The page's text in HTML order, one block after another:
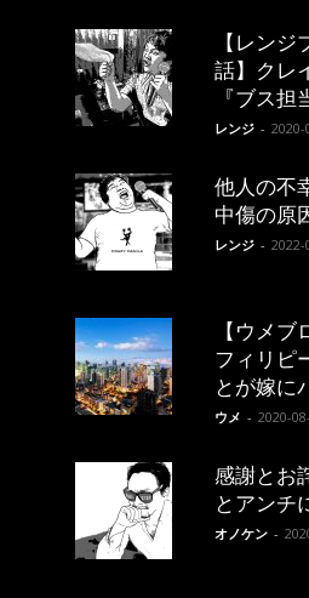
【レン
話】クレ
『ブス担
レンジ - 2020-
他人の不
中傷の原
レンジ - 2022-
【ウメ
フィリピ
とが嫁に
ウメ - 2020-
感謝とお
とアンチ
オノケン -